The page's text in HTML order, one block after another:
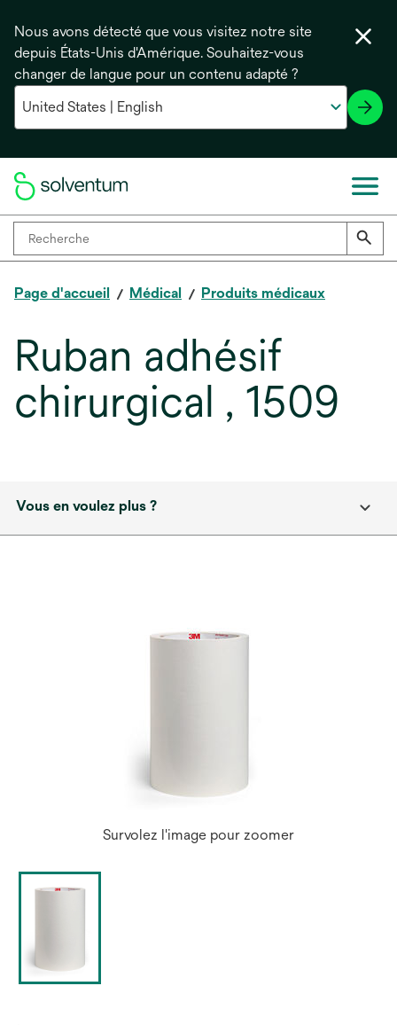
Nous avons détecté que vous visitez notre site
depuis États-Unis d'Amérique. Souhaitez-vous
changer de langue pour un contenu adapté ?
Page d'accueil Médical Produits médicaux
Ruban adhésif
chirurgical , 1509
Vous en voulez plus ?
Survolez l'image pour zoomer